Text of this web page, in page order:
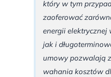
który w tym
zaoferować
energii elektrycznej
jak i
umowy pozwalają
wahania kosztów